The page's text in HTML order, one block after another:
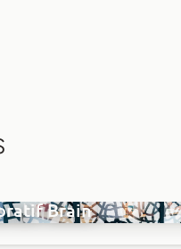
Brain